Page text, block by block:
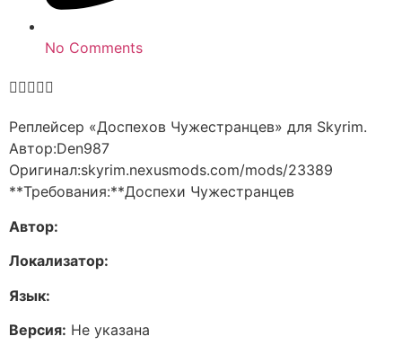
No Comments

Реплейсер «Доспехов Чужестранцев» для Skyrim.
Автор:Den987
Оригинал:skyrim.nexusmods.com/mods/23389
**Требования:**Доспехи Чужестранцев
Автор:
Локализатор:
Язык:
Версия: Не указана